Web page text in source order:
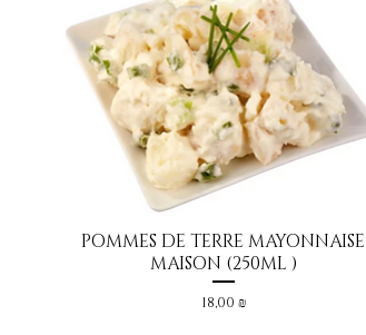
Aperçu rapide
POMMES DE TERRE MAYONNAISE
MAISON (250ML )
Prix
18,00 ₪